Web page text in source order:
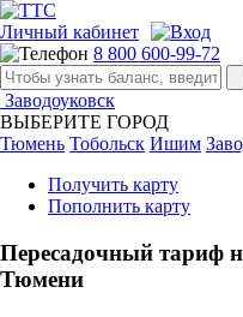
Личный кабинет
8 800 600-99-72
Заводоуковск
ВЫБЕРИТЕ ГОРОД
Тюмень Тобольск Ишим
Получить карту
Пополнить карту
Пересадочный тариф
Тюмени